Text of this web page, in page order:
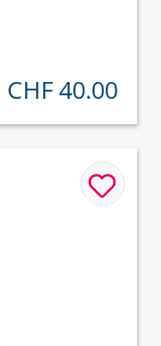
regulärer preis:
CHF 40.00